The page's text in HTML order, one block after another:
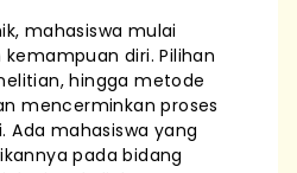
mahasiswa mulai
diri. Pilihan
hingga metode
mencerminkan proses
Ada mahasiswa yang
pada bidang